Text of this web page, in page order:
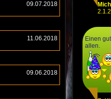
09.07.2018
11.06.2018
09.06.2018
Einen
allen.